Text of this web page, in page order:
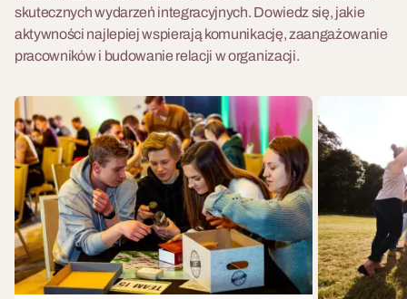
skutecznych wydarzeń integracyjnych. Dowiedz się, jakie
aktywności najlepiej wspierają komunikację, zaangażowanie
pracowników i budowanie relacji w organizacji.